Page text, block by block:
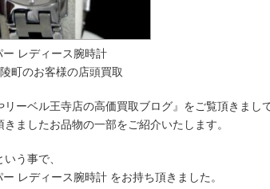
レディース腕時計
町のお客様の店頭買取
リーベル王寺店の高価買取ブログ』をご覧頂きまし
ましたお品物の一部をご紹介いたします。
う事で、
レディース腕時計 をお持ち頂きました。